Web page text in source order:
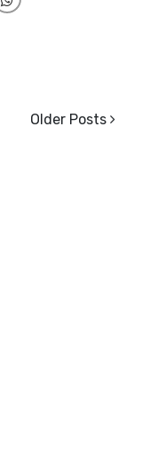
Older Posts